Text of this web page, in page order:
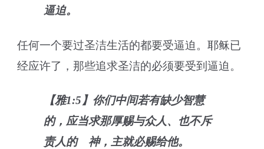
逼迫。
任何一个要过圣洁生活的都要受逼迫。耶稣已
经应许了，那些追求圣洁的必须要受到逼迫。
【雅1:5】你们中间若有缺少智慧
的，应当求那厚赐与众人、也不斥
责人的 神，主就必赐给他。